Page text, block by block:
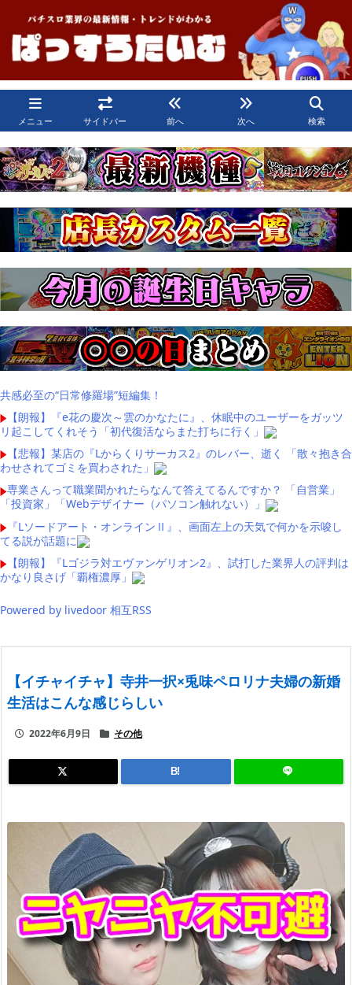
メニュー サイドバー 前へ 次へ 検索
共感必至の“日常修羅場”短編集！
【朗報】『e花の慶次～雲のかなたに』、休眠中のユーザーをガッツ
リ起こしてくれそう「初代復活ならまた打ちに行く」
【悲報】某店の『Lからくりサーカス2』のレバー、逝く 「散々抱き合
わせされてゴミを買わされた」
専業さんって職業聞かれたらなんて答えてるんですか？ 「自営業」
「投資家」「Webデザイナー（パソコン触れない）」
『Lソードアート・オンラインⅡ』、画面左上の天気で何かを示唆し
てる説が話題に
【朗報】『Lゴジラ対エヴァンゲリオン2』、試打した業界人の評判は
かなり良さげ「覇権濃厚」
Powered by livedoor 相互RSS
【イチャイチャ】寺井一択×兎味ペロリナ夫婦の新婚
生活はこんな感じらしい
2022年6月9日 その他
B!